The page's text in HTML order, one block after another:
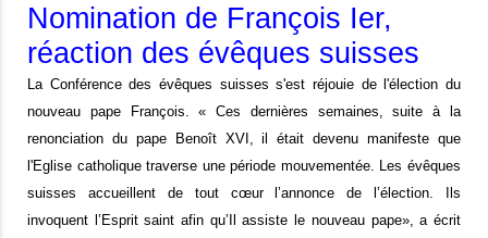
Nomination de François Ier,
réaction des évêques suisses
La Conférence des évêques suisses s'est réjouie de l'élection du
nouveau pape François. « Ces dernières semaines, suite à la
renonciation du pape Benoît XVI, il était devenu manifeste que
l'Eglise catholique traverse une période mouvementée. Les évêques
suisses accueillent de tout cœur l’annonce de l’élection. Ils
invoquent l’Esprit saint afin qu’Il assiste le nouveau pape», a écrit